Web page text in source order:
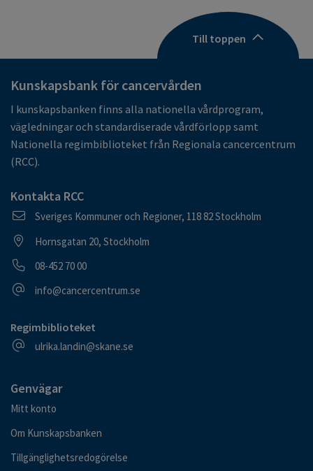
Till toppen
Kunskapsbank för cancervården
I kunskapsbanken finns alla nationella vårdprogram,
vägledningar och standardiserade vårdförlopp samt
Nationella regimbiblioteket från Regionala cancercentrum
(RCC).
Kontakta RCC
Postadress
Sveriges Kommuner och Regioner, 118 82 Stockholm
Besöksadress
Hornsgatan 20, Stockholm
Telefonnummer
08-452 70 00
E-postadress
info@cancercentrum.se
Regimbiblioteket
E-postadress
ulrika.landin@skane.se
Genvägar
Mitt konto
Om Kunskapsbanken
Tillgänglighetsredogörelse